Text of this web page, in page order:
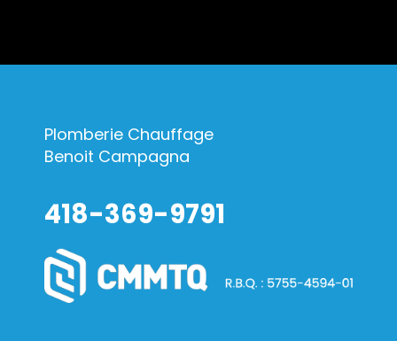
Plomberie Chauffage
Benoit Campagna
418-369-9791